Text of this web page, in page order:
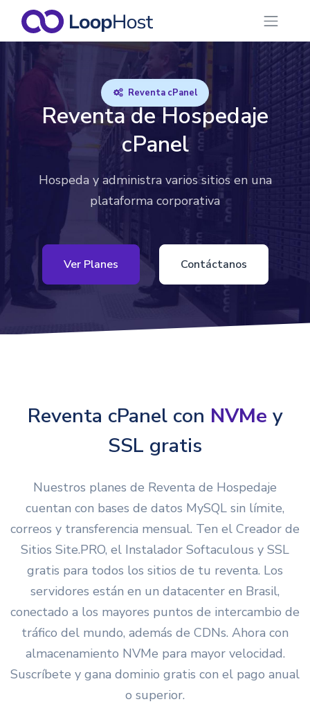
Reventa cPanel
Reventa de Hospedaje
cPanel
Hospeda y administra varios sitios en una
plataforma corporativa
Ver Planes Contáctanos
Reventa cPanel con NVMe y
SSL gratis
Nuestros planes de Reventa de Hospedaje
cuentan con bases de datos MySQL sin límite,
correos y transferencia mensual. Ten el Creador de
Sitios Site.PRO, el Instalador Softaculous y SSL
gratis para todos los sitios de tu reventa. Los
servidores están en un datacenter en Brasil,
conectado a los mayores puntos de intercambio de
tráfico del mundo, además de CDNs. Ahora con
almacenamiento NVMe para mayor velocidad.
Suscríbete y gana dominio gratis con el pago anual
o superior.